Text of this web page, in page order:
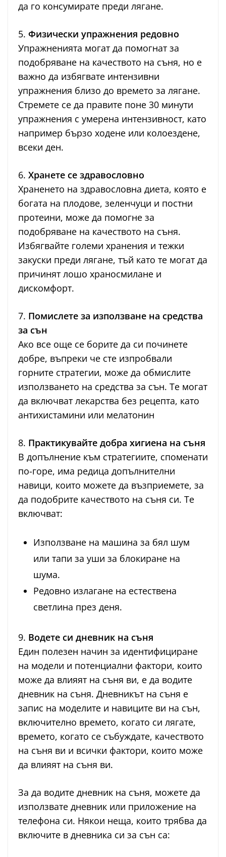
да го консумирате преди лягане.
5. Физически упражнения редовно
Упражненията могат да помогнат за
подобряване на качеството на съня, но е
важно да избягвате интензивни
упражнения близо до времето за лягане.
Стремете се да правите поне 30 минути
упражнения с умерена интензивност, като
например бързо ходене или колоездене,
всеки ден.
6. Хранете се здравословно
Храненето на здравословна диета, която е
богата на плодове, зеленчуци и постни
протеини, може да помогне за
подобряване на качеството на съня.
Избягвайте големи хранения и тежки
закуски преди лягане, тъй като те могат да
причинят лошо храносмилане и
дискомфорт.
7. Помислете за използване на средства
за сън
Ако все още се борите да си починете
добре, въпреки че сте изпробвали
горните стратегии, може да обмислите
използването на средства за сън. Те могат
да включват лекарства без рецепта, като
антихистамини или мелатонин
8. Практикувайте добра хигиена на съня
В допълнение към стратегиите, споменати
по-горе, има редица допълнителни
навици, които можете да възприемете, за
да подобрите качеството на съня си. Те
включват:
Използване на машина за бял шум
или тапи за уши за блокиране на
шума.
Редовно излагане на естествена
светлина през деня.
9. Водете си дневник на съня
Един полезен начин за идентифициране
на модели и потенциални фактори, които
може да влияят на съня ви, е да водите
дневник на съня. Дневникът на съня е
запис на моделите и навиците ви на сън,
включително времето, когато си лягате,
времето, когато се събуждате, качеството
на съня ви и всички фактори, които може
да влияят на съня ви.
За да водите дневник на съня, можете да
използвате дневник или приложение на
телефона си. Някои неща, които трябва да
включите в дневника си за сън са: